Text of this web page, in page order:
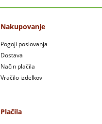
Nakupovanje
Pogoji poslovanja
Dostava
Način plačila
Vračilo izdelkov
Plačila